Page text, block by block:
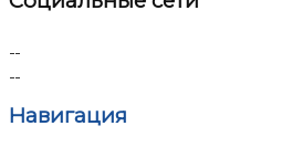
Навигация